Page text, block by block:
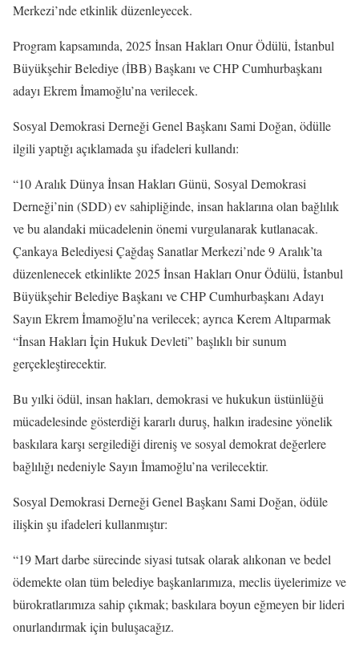
Merkezi’nde etkinlik düzenleyecek.
Program kapsamında, 2025 İnsan Hakları Onur Ödülü, İstanbul
Büyükşehir Belediye (İBB) Başkanı ve CHP Cumhurbaşkanı
adayı Ekrem İmamoğlu’na verilecek.
Sosyal Demokrasi Derneği Genel Başkanı Sami Doğan, ödülle
ilgili yaptığı açıklamada şu ifadeleri kullandı:
“10 Aralık Dünya İnsan Hakları Günü, Sosyal Demokrasi
Derneği’nin (SDD) ev sahipliğinde, insan haklarına olan bağlılık
ve bu alandaki mücadelenin önemi vurgulanarak kutlanacak.
Çankaya Belediyesi Çağdaş Sanatlar Merkezi’nde 9 Aralık’ta
düzenlenecek etkinlikte 2025 İnsan Hakları Onur Ödülü, İstanbul
Büyükşehir Belediye Başkanı ve CHP Cumhurbaşkanı Adayı
Sayın Ekrem İmamoğlu’na verilecek; ayrıca Kerem Altıparmak
“İnsan Hakları İçin Hukuk Devleti” başlıklı bir sunum
gerçekleştirecektir.
Bu yılki ödül, insan hakları, demokrasi ve hukukun üstünlüğü
mücadelesinde gösterdiği kararlı duruş, halkın iradesine yönelik
baskılara karşı sergilediği direniş ve sosyal demokrat değerlere
bağlılığı nedeniyle Sayın İmamoğlu’na verilecektir.
Sosyal Demokrasi Derneği Genel Başkanı Sami Doğan, ödüle
ilişkin şu ifadeleri kullanmıştır:
“19 Mart darbe sürecinde siyasi tutsak olarak alıkonan ve bedel
ödemekte olan tüm belediye başkanlarımıza, meclis üyelerimize ve
bürokratlarımıza sahip çıkmak; baskılara boyun eğmeyen bir lideri
onurlandırmak için buluşacağız.